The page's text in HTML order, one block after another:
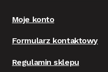
Moje konto
Formularz kontaktowy
Regulamin sklepu